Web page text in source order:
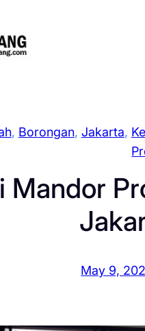
, Borongan, Jakarta,
Mandor
May 9,